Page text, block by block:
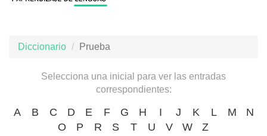
Diccionario Prueba
Selecciona una inicial para ver las entradas
correspondientes:
A B C D E F G H I J K L M
N
O
P R S T U V W Z